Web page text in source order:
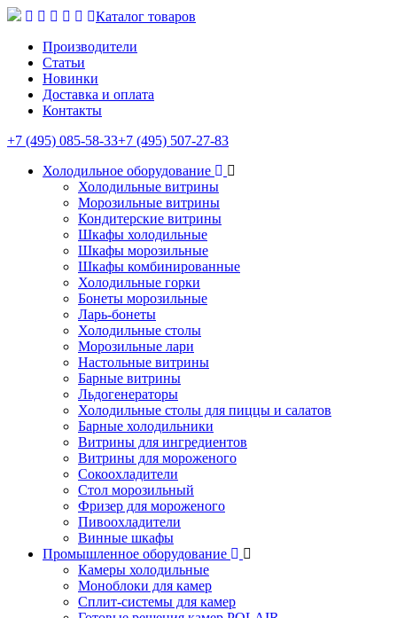
Каталог товаров
Производители
Статьи
Новинки
Доставка и оплата
Контакты
+7 (495) 085-58-33+7 (495) 507-27-83
Холодильное оборудование
Холодильные витрины
Морозильные витрины
Кондитерские витрины
Шкафы холодильные
Шкафы морозильные
Шкафы комбинированные
Холодильные горки
Бонеты морозильные
Ларь-бонеты
Холодильные столы
Морозильные лари
Настольные витрины
Барные витрины
Льдогенераторы
Холодильные столы для пиццы и салатов
Барные холодильники
Витрины для ингредиентов
Витрины для мороженого
Сокоохладители
Стол морозильный
Фризер для мороженого
Пивоохладители
Винные шкафы
Промышленное оборудование
Камеры холодильные
Моноблоки для камер
Сплит-системы для камер